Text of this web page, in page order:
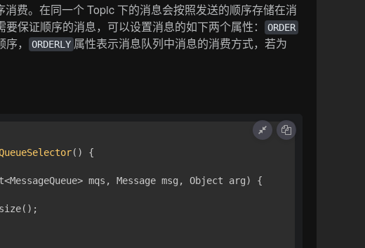
费。在同一个 Topic 下的消息会按照发送的顺序存储在消
保证顺序的消息，可以设置消息的如下两个属性： ORDER
序， ORDERLY 属性表示消息队列中消息的消费方式，若为
() {
mqs, Message msg, Object arg)
{